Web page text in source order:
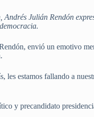
Andrés Julián Rendón
envió un emotivo
les estamos fallando a
y precandidato